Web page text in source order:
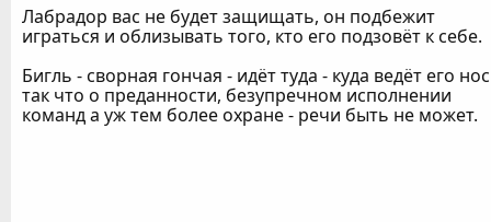
Лабрадор вас не будет защищать, он подбежит
играться и облизывать того, кто его подзовёт к себе.
Бигль - сворная гончая - идёт туда - куда ведёт его
так что о преданности, безупречном исполнении
команд а уж тем более охране - речи быть не может.